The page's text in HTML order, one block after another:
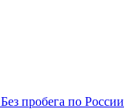
Без пробега по России